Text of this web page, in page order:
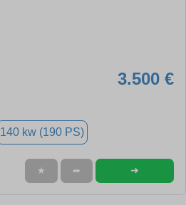
3.500 €
140 kw (190 PS)
★ ➦ ➜